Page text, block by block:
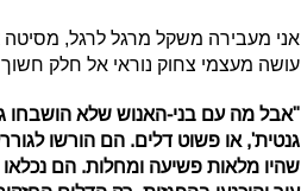
אני מעבירה משקל מרגל לרגל,
עושה מעצמי צחוק נוראי אל חלק
"אבל מה עם בני-האנוש שלא הושבחו
גנטית', או פשוט דלים. הם הורשו
שהיו מלאות פשיעה ומחלות. הם